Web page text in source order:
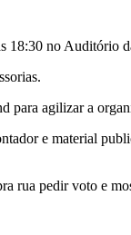
18:30 no
para agilizar a
e material
rua pedir voto e